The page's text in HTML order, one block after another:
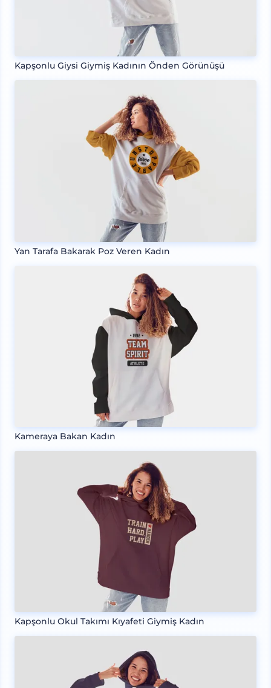
Kapşonlu Giysi Giymiş Kadının Önden Görünüşü
Yan Tarafa Bakarak Poz Veren Kadın
Kameraya Bakan Kadın
Kapşonlu Okul Takımı Kıyafeti Giymiş Kadın